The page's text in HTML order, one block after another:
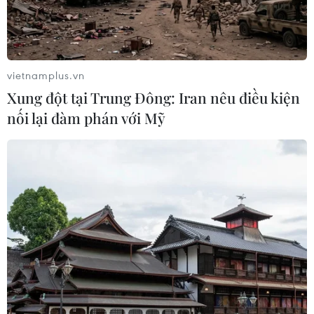
các cựu chuyên gia quân sự Nga với
Việt Nam
06/08/2026 06:23
Anh công bố kết quả điều tra ban
đầu vụ đâm dao ở trung tâm London
06/08/2026 06:00
Ba Lan thảo luận việc thành lập căn
cứ quân sự thường trực với Mỹ
06/08/2026 00:06
Liên hợp quốc: Xung đột Ukraine trải
qua tháng đẫm máu nhất
vietnamplus.vn
Xung đột tại Trung Đông: Iran nêu điều kiện
nối lại đàm phán với Mỹ